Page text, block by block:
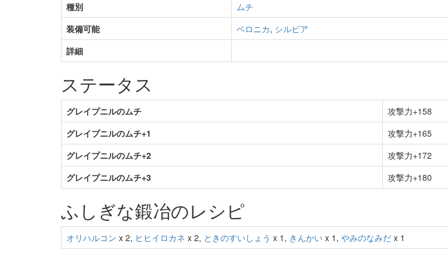
種別
ムチ
装備可能
ベロニカ, シルビア
詳細
ステータス
グレイプニルのムチ
攻撃力+158
グレイプニルのムチ+1
攻撃力+165
グレイプニルのムチ+2
攻撃力+172
グレイプニルのムチ+3
攻撃力+180
ふしぎな鍛冶のレシピ
オリハルコン x 2, ヒヒイロカネ x 2, ときのすいしょう x 1, きんかい x 1, やみのなみだ x 1